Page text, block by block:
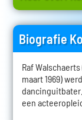
Biografie
Raf
maart 1969)
een